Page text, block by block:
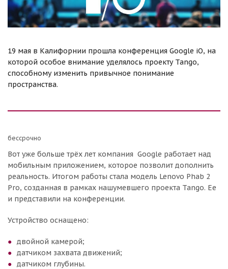
19 мая в Калифорнии прошла конференция Google iO, на
которой особое внимание уделялось проекту Tango,
способному изменить привычное понимание
пространства.
бессрочно
Вот уже больше трёх лет компания Google работает над
мобильным приложением, которое позволит дополнить
реальность. Итогом работы стала модель Lenovo Phab 2
Pro, созданная в рамках нашумевшего проекта Tango. Ее
и представили на конференции.
Устройство оснащено:
двойной камерой;
датчиком захвата движений;
датчиком глубины.